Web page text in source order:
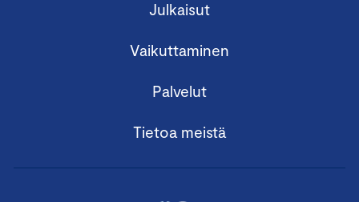
Julkaisut
Vaikuttaminen
Palvelut
Tietoa meistä